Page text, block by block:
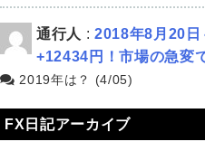
通行人 : 2018年8月20日
+12434円！市場の急変
2019年は？ (4/05)
FX日記アーカイブ